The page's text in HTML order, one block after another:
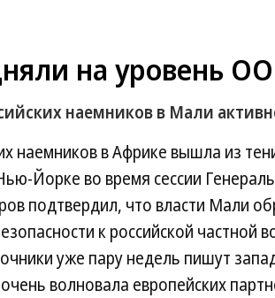
на уровень
наемников в Мали
наемников в Африке вышла из
Йорке во время сессии
подтвердил, что власти Мали
к российской частной
уже пару недель пишут
волновала европейских